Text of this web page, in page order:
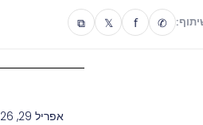
✆
f
𝕏
⧉
אפריל 29, 2026